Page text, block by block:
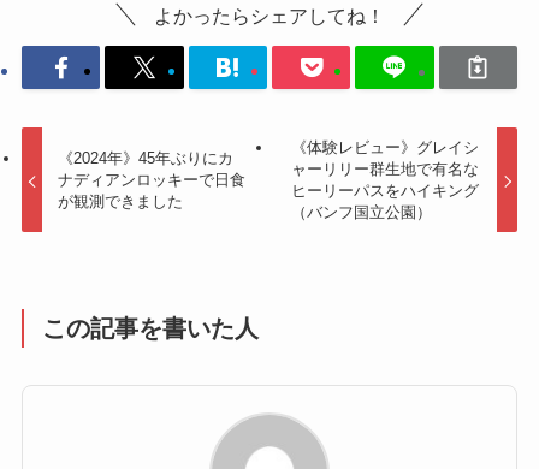
よかったらシェアしてね！
《2024年》45年ぶりにカ
ナディアンロッキーで日食
が観測できました
《体験レビュー》グレイシ
ャーリリー群生地で有名な
ヒーリーパスをハイキング
（バンフ国立公園）
この記事を書いた人